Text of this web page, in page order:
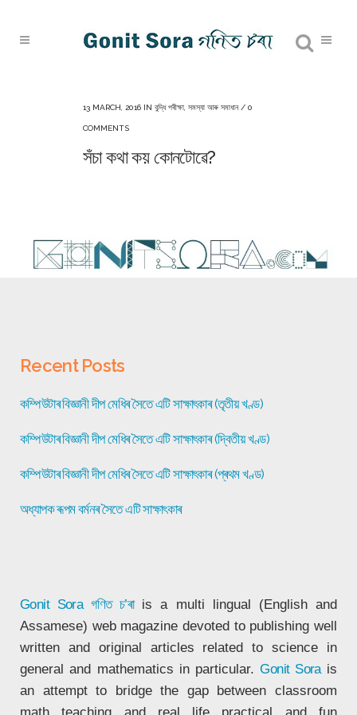
13 MARCH, 2016 IN বুদ্ধি পৰীক্ষা সমস্যা আৰু সমাধান/ 0
COMMENTS
সঁচা কথা কয় কোনটোৱে?
Recent Posts
কম্পিউটাৰ বিজ্ঞানী দীপ মেধিৰ সৈতে এটি সাক্ষাৎকাৰ (তৃতীয় খণ্ড)
কম্পিউটাৰ বিজ্ঞানী দীপ মেধিৰ সৈতে এটি সাক্ষাৎকাৰ (দ্বিতীয় খণ্ড)
কম্পিউটাৰ বিজ্ঞানী দীপ মেধিৰ সৈতে এটি সাক্ষাৎকাৰ (প্ৰথম খণ্ড)
অধ্যাপক ৰূপম বৰ্মনৰ সৈতে এটি সাক্ষাৎকাৰ
Gonit Sora গণিত চ’ৰাis a multi lingual (English and
Assamese) web magazine devoted to publishing well
written and original articles related to science in
general and mathematics in particular.Gonit Sorais
an attempt to bridge the gap between classroom